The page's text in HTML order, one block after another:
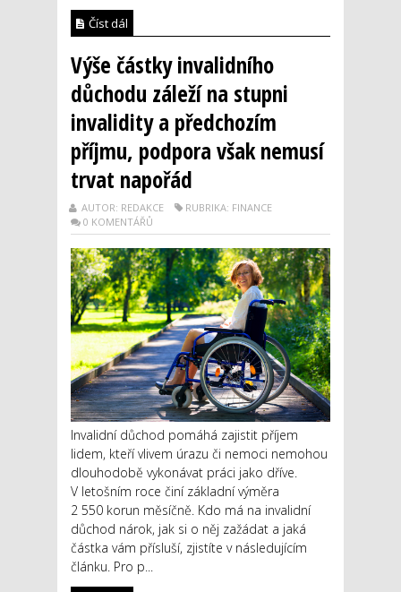
Číst dál
Výše částky invalidního
důchodu záleží na stupni
invalidity a předchozím
příjmu, podpora však nemusí
trvat napořád
AUTOR: REDAKCE
RUBRIKA: FINANCE
0 KOMENTÁŘŮ
Invalidní důchod pomáhá zajistit příjem
lidem, kteří vlivem úrazu či nemoci nemohou
dlouhodobě vykonávat práci jako dříve.
V letošním roce činí základní výměra
2 550 korun měsíčně. Kdo má na invalidní
důchod nárok, jak si o něj zažádat a jaká
částka vám přísluší, zjistíte v následujícím
článku. Pro p...